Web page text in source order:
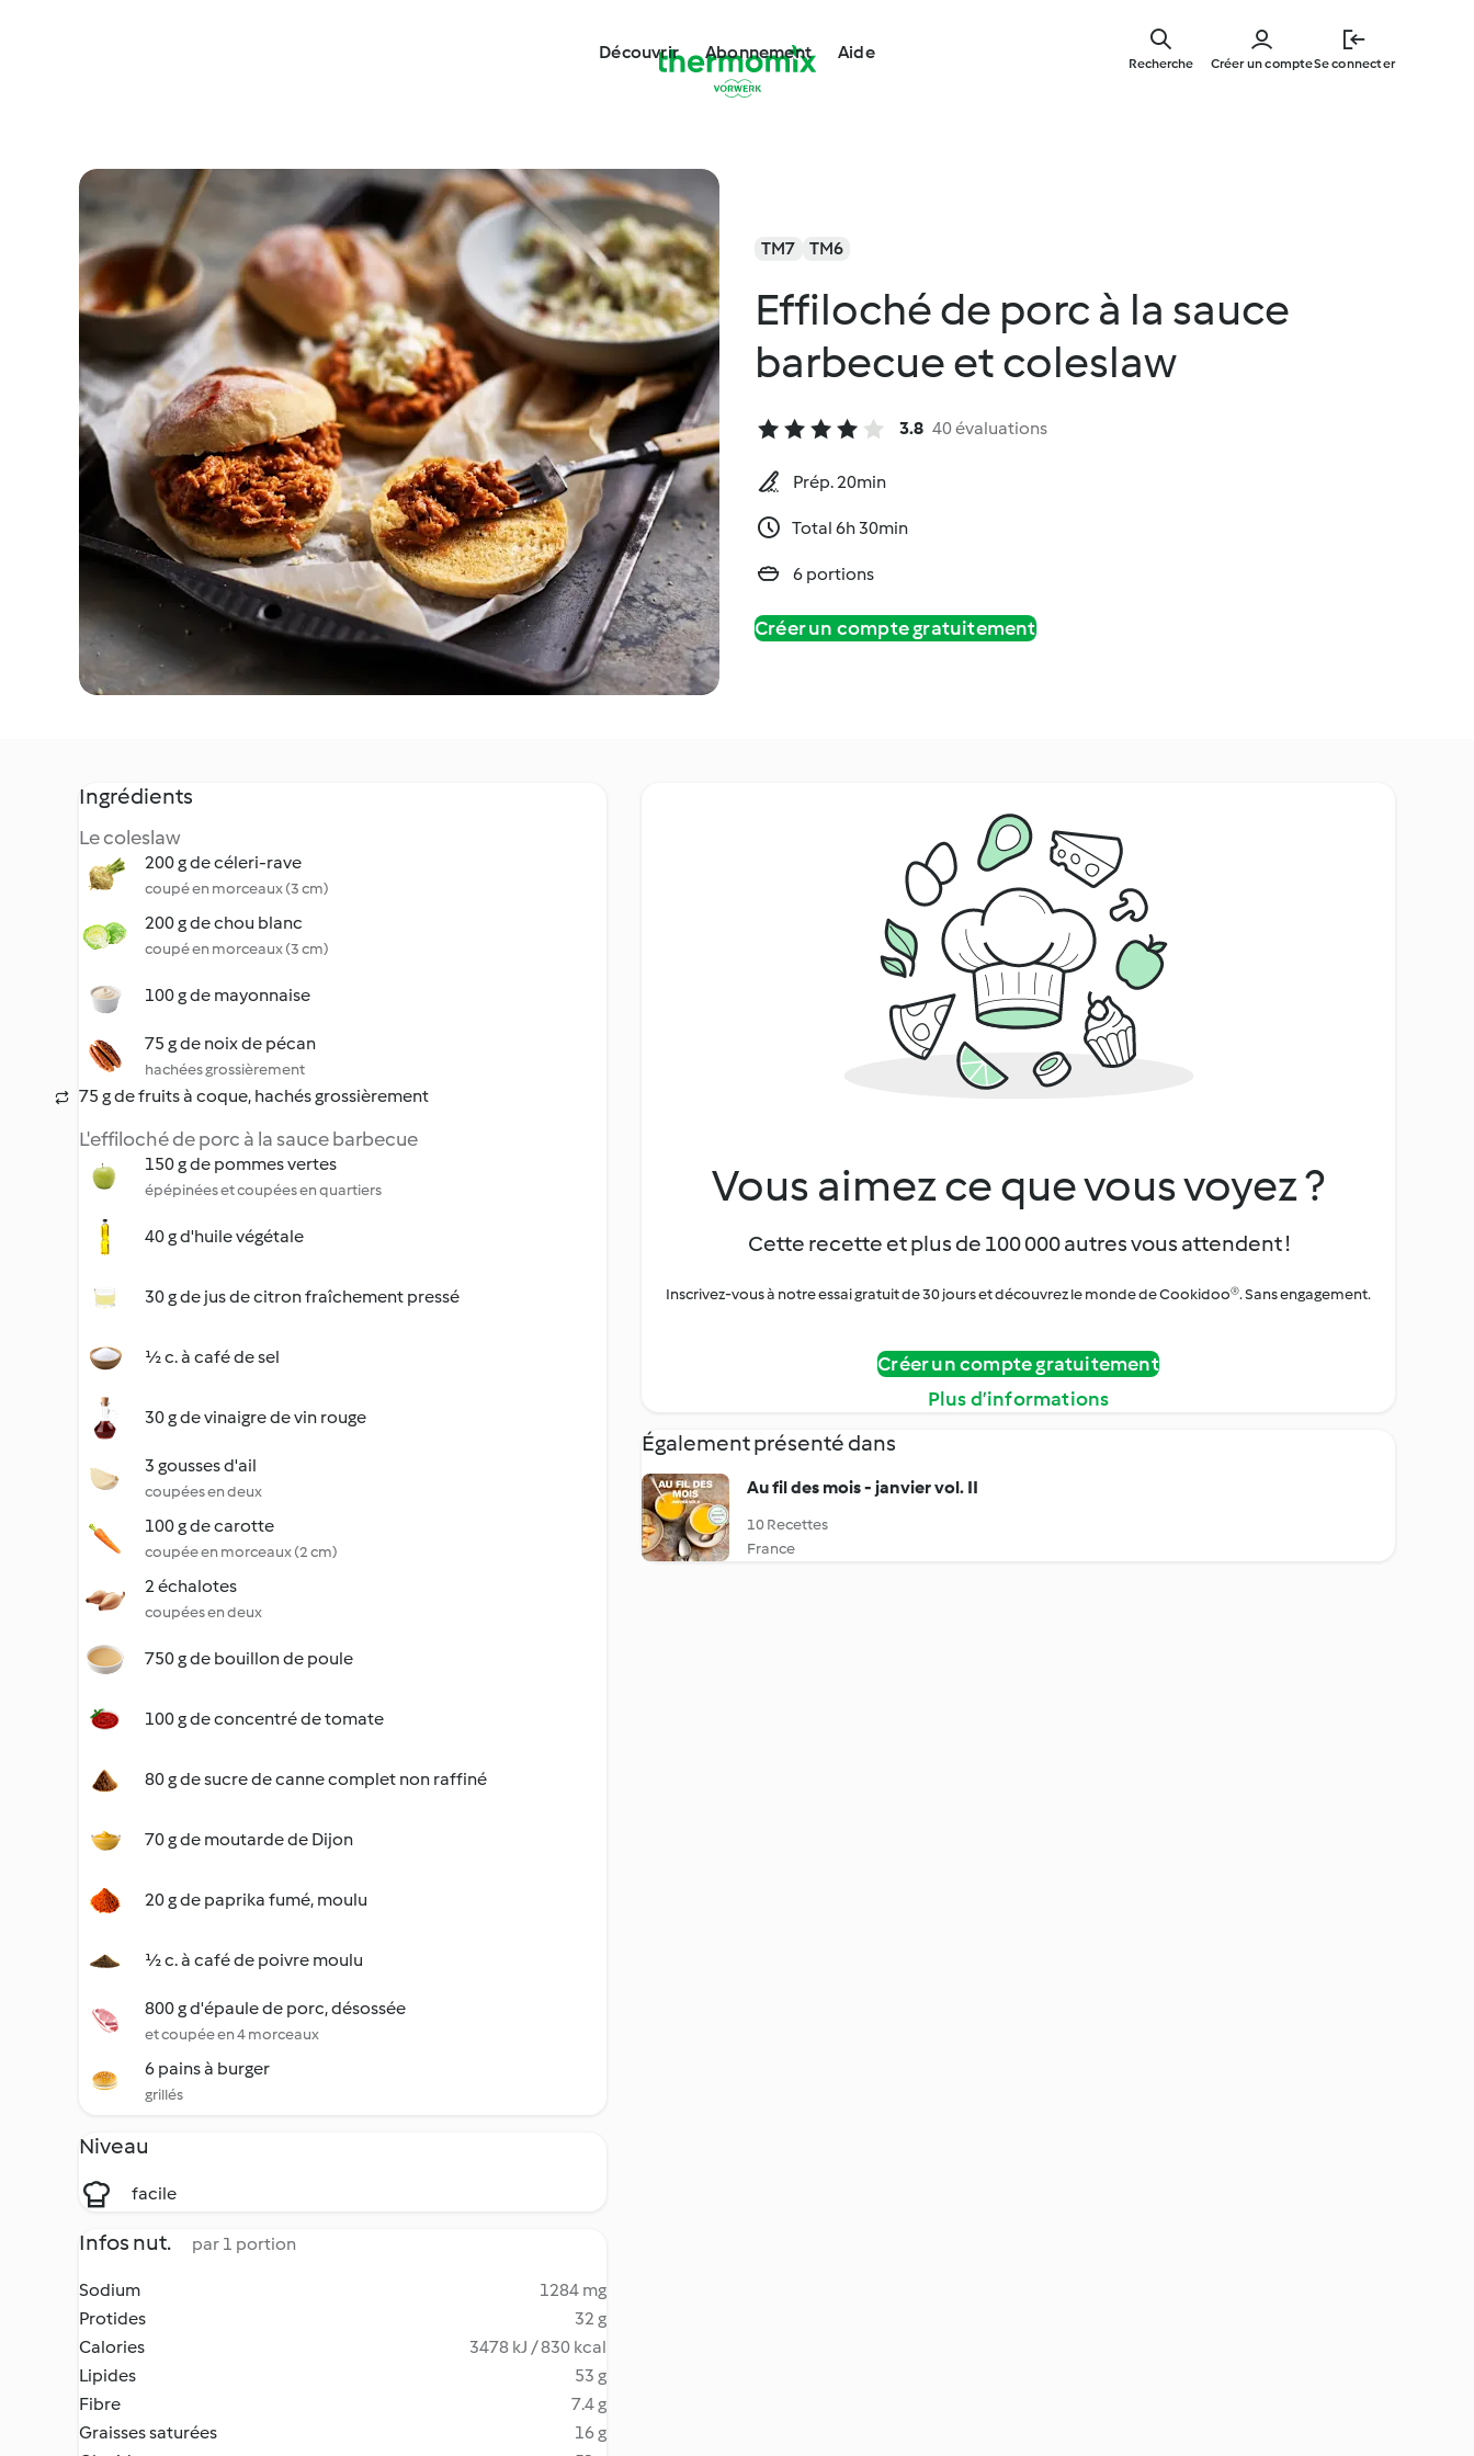
main
Découvrir Abonnement Aide
Créer un compteSe connecter
Recherche
TM7 TM6
Effiloché de porc à la sauce
barbecue et coleslaw
3.8 40 évaluations
Prép. 20min
Total 6h 30min
6 portions
Créer un compte gratuitement
Ingrédients
Le coleslaw
200 g de céleri-rave
coupé en morceaux (3 cm)
200 g de chou blanc
coupé en morceaux (3 cm)
100 g de mayonnaise
75 g de noix de pécan
hachées grossièrement
75 g de fruits à coque, hachés grossièrement
L'effiloché de porc à la sauce barbecue
150 g de pommes vertes
épépinées et coupées en quartiers
40 g d'huile végétale
30 g de jus de citron fraîchement pressé
½ c. à café de sel
30 g de vinaigre de vin rouge
3 gousses d'ail
coupées en deux
100 g de carotte
coupée en morceaux (2 cm)
2 échalotes
coupées en deux
750 g de bouillon de poule
100 g de concentré de tomate
80 g de sucre de canne complet non raffiné
70 g de moutarde de Dijon
20 g de paprika fumé, moulu
½ c. à café de poivre moulu
800 g d'épaule de porc, désossée
et coupée en 4 morceaux
6 pains à burger
grillés
Niveau
facile
Infos nut. par 1 portion
Sodium
1284 mg
Protides
32 g
Calories
3478 kJ / 830 kcal
Lipides
53 g
Fibre
7.4 g
Graisses saturées
16 g
Vous aimez ce que vous voyez ?
Cette recette et plus de 100 000 autres vous attendent !
Inscrivez-vous à notre essai gratuit de 30 jours et découvrez le monde de Cookidoo®. Sans engagement.
Créer un compte gratuitement
Plus d’informations
Également présenté dans
Au fil des mois - janvier vol. II
10 Recettes
France